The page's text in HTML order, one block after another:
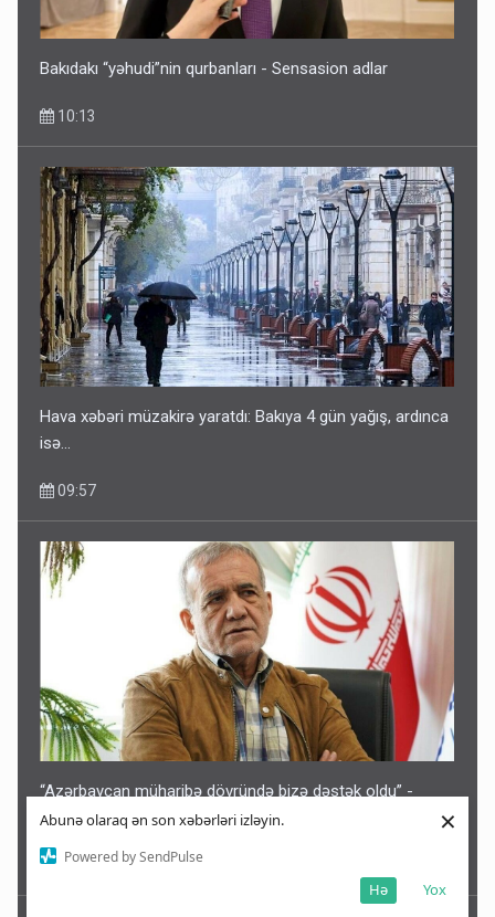
Abunə olaraq ən son xəbərləri izləyin.
Powered by SendPulse
Yox
Hə
×
Bakıdakı “yəhudi”nin qurbanları - Sensasion adlar
10:13
Hava xəbəri müzakirə yaratdı: Bakıya 4 gün yağış, ardınca
isə…
09:57
“Azərbaycan müharibə dövründə bizə dəstək oldu” -
VİDEO
09:45